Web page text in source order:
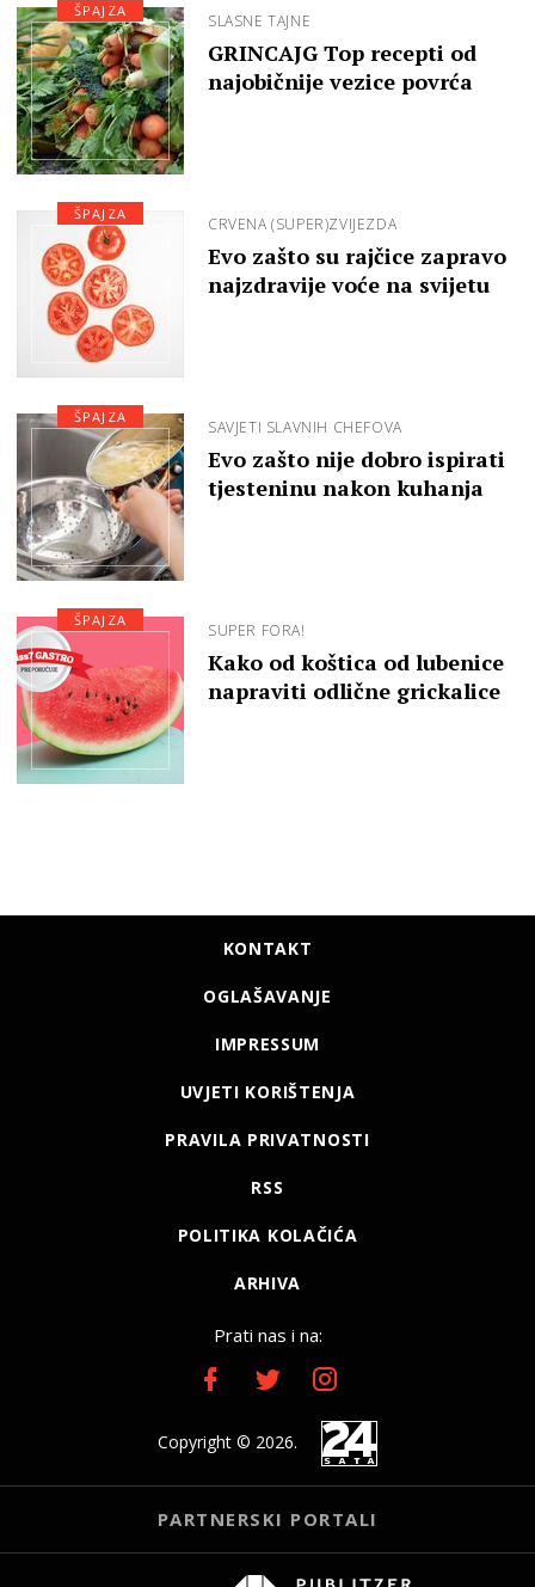
SLASNE TAJNE
GRINCAJG Top recepti od
najobičnije vezice povrća
ŠPAJZA
CRVENA (SUPER)ZVIJEZDA
Evo zašto su rajčice zapravo
najzdravije voće na svijetu
ŠPAJZA
SAVJETI SLAVNIH CHEFOVA
Evo zašto nije dobro ispirati
tjesteninu nakon kuhanja
ŠPAJZA
SUPER FORA!
Kako od koštica od lubenice
napraviti odlične grickalice
ŠPAJZA
KONTAKT
OGLAŠAVANJE
IMPRESSUM
UVJETI KORIŠTENJA
PRAVILA PRIVATNOSTI
RSS
POLITIKA KOLAČIĆA
ARHIVA
Prati nas i na:
Copyright © 2026.
PARTNERSKI PORTALI